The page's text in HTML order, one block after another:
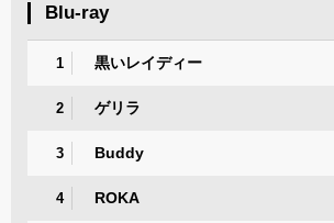
Blu-ray
1 黒いレイディー
2 ゲリラ
3 Buddy
4 ROKA